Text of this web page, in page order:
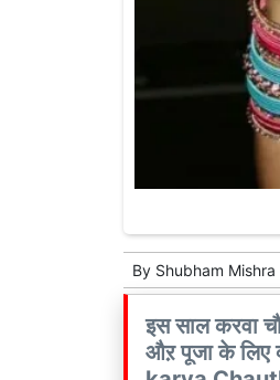
By Shubham Mishra
इस साल करवा
औऱ पूजा के